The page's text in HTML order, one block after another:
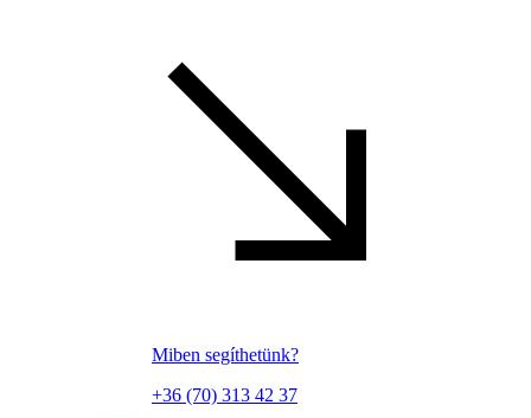
Miben segíthetünk?
+36 (70) 313 42 37